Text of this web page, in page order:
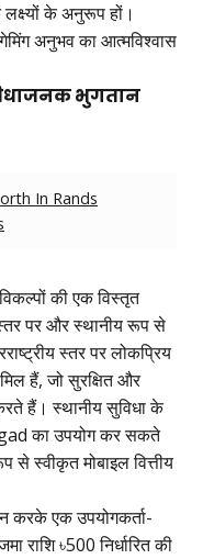
के अनुरूप हों।
अनुभव का आत्मविश्वास
भुगतान
In Rands
की एक विस्तृत
पर और स्थानीय रूप से
स्तर पर लोकप्रिय
हैं, जो सुरक्षित और
हैं। स्थानीय सुविधा के
का उपयोग कर सकते
से स्वीकृत मोबाइल वित्तीय
करके एक उपयोगकर्ता-
राशि ৳500 निर्धारित की